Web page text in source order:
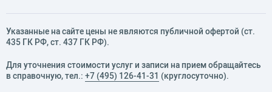
Указанные на сайте цены не являются публичной офертой (ст.
435 ГК РФ, cт. 437 ГК РФ).
Для уточнения стоимости услуг и записи на прием обращайтесь
в справочную, тел.: +7 (495) 126-41-31 (круглосуточно).